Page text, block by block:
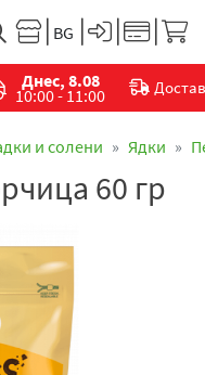
Днес, 8.08
10:00 - 11:00
и солени Ядки
60 гр